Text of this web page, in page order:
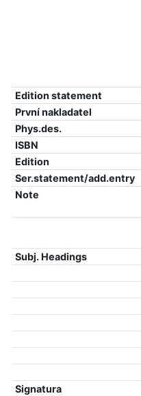
Edition statement
První nakladatel
Phys.des.
ISBN
Edition
Ser.statement/add.entry
Note
Subj. Headings
Signatura